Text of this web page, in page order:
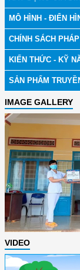
MÔ HÌNH - ĐIỂN
CHÍNH SÁCH
KIẾN THỨC - KỸ
SẢN PHẨM
IMAGE GALLERY
VIDEO